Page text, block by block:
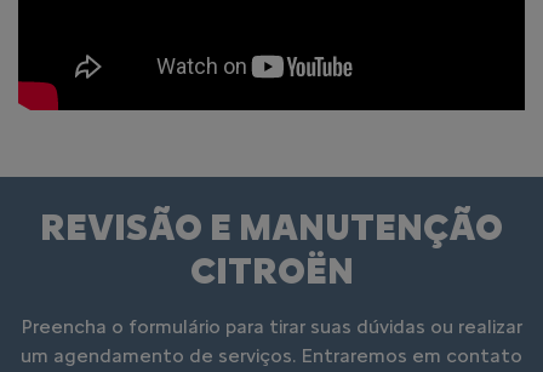
REVISÃO E MANUTENÇÃO
CITROËN
Preencha o formulário para tirar suas dúvidas ou realizar
um agendamento de serviços. Entraremos em contato